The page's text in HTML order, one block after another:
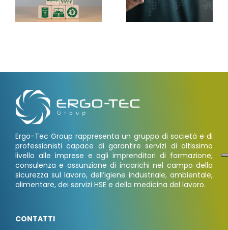
Ergo-Tec Group rappresenta un gruppo di società e di
professionisti capace di garantire servizi di altissimo
livello alle imprese e agli imprenditori di formazione,
consulenza e assunzione di incarichi nel campo della
sicurezza sul lavoro, dell’igiene industriale, ambientale,
alimentare, dei servizi HSE e della medicina del lavoro.
CONTATTI